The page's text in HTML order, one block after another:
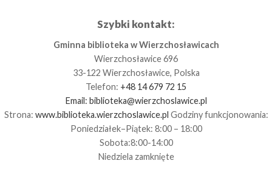
Szybki kontakt:
Gminna biblioteka w Wierzchosławicach
Wierzchosławice 696
33-122 Wierzchosławice, Polska
Telefon: +48 14 679 72 15
Email: biblioteka@wierzchoslawice.pl
Strona: www.biblioteka.wierzchoslawice.pl Godziny funkcjonowania:
Poniedziałek–Piątek: 8:00 – 18:00
Sobota:8:00-14:00
Niedziela zamknięte